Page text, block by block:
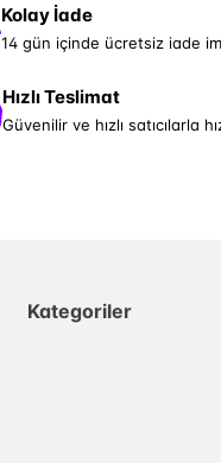
Kolay İade
14 gün içinde ücretsiz iade
Hızlı Teslimat
Güvenilir ve hızlı satıcılarla
Kategoriler